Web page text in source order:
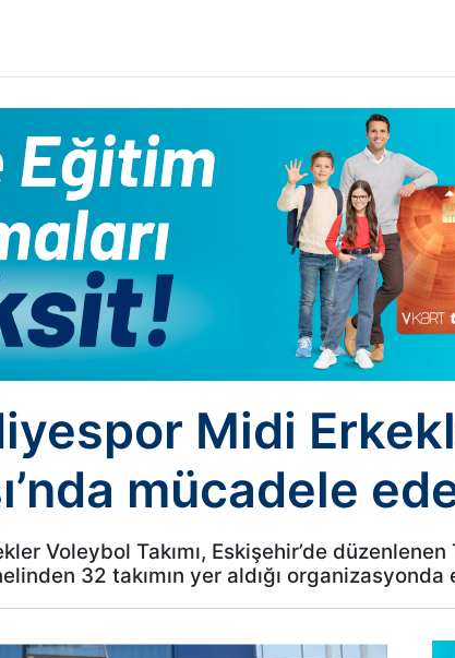
Midi
mücadele
Voleybol Takımı, Eskişehir’de
32 takımın yer aldığı organizasyonda